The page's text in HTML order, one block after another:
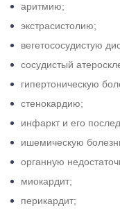
аритмию;
экстрасистолию;
вегетососудистую
сосудистый
гипертоническую
стенокардию;
инфаркт и его
ишемическую
органную
миокардит;
перикардит;